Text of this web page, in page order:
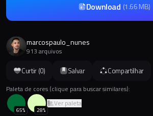
Curtir (0) Salvar Compartilhar
Paleta de cores (clique para buscar similares):
65% 28%
Ver paleta
Download (1.66 MB)
marcospaulo_nunes
913 arquivos